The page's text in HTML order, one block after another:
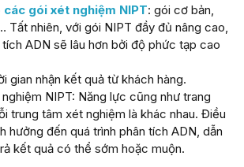
các gói xét nghiệm NIPT: gói cơ bản,
Tất nhiên, với gói NIPT đầy đủ nâng cao,
tích ADN sẽ lâu hơn bởi độ phức tạp cao
gian nhận kết quả từ khách hàng.
NIPT: Năng lực cũng như trang
trung tâm xét nghiệm là khác nhau. Điều
hưởng đến quá trình phân tích ADN, dẫn
kết quả có thể sớm hoặc muộn.